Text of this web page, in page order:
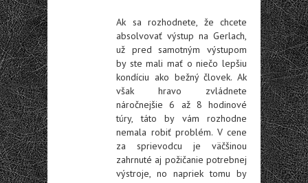
Ak sa rozhodnete, že chcete
absolvovať výstup na Gerlach,
už pred samotným výstupom
by ste mali mať o niečo lepšiu
kondíciu ako bežný človek. Ak
však hravo zvládnete
náročnejšie 6 až 8 hodinové
túry, táto by vám rozhodne
nemala robiť problém. V cene
za sprievodcu je väčšinou
zahrnuté aj požičanie potrebnej
výstroje, no napriek tomu by